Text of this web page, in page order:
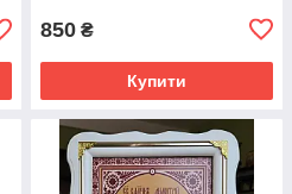
850 ₴
Купити